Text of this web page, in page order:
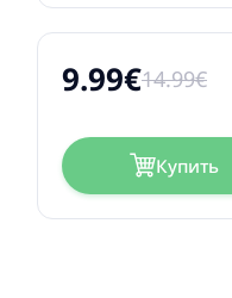
9.99€14.99€
Купить